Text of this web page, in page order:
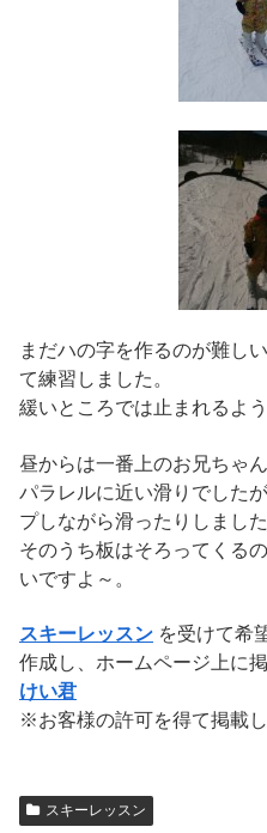
まだハの字を作るのが難しい
て練習しました。
緩いところでは止まれるよ
昼からは一番上のお兄ちゃん
パラレルに近い滑りでした
プしながら滑ったりしました
そのうち板はそろってくる
いですよ～。
スキーレッスン を受けて希
作成し、ホームページ上に
けい君
※お客様の許可を得て掲載し
スキーレッスン